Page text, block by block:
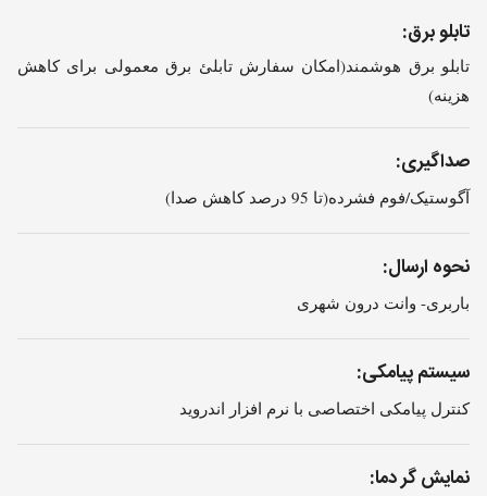
تابلو برق:
تابلو برق هوشمند(امکان سفارش تابلئ برق معمولی برای کاهش
هزینه)
صداگیری:
آگوستیک/فوم فشرده(تا 95 درصد کاهش صدا)
نحوه ارسال:
باربری- وانت درون شهری
سیستم پیامکی:
کنترل پیامکی اختصاصی با نرم افزار اندروید
نمایش گر دما: